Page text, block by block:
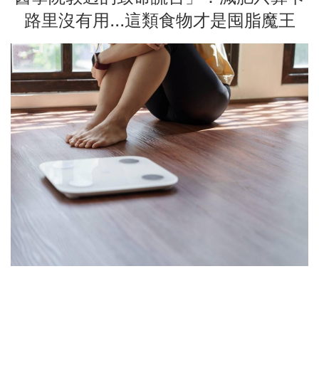
路里沒有用...這類食物才是囤脂魔王